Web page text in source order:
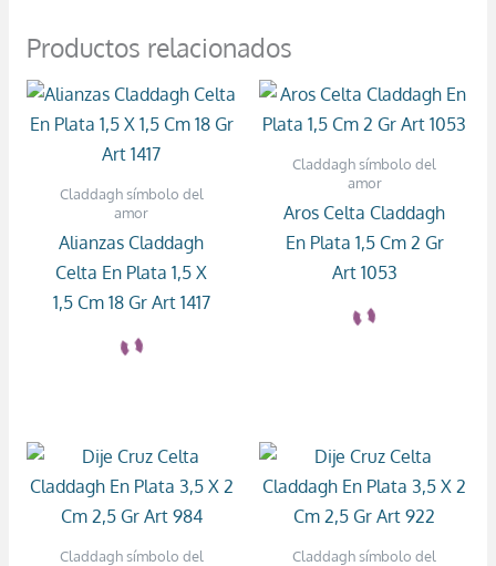
Productos relacionados
Claddagh símbolo del
amor
Alianzas Claddagh
Celta En Plata 1,5 X
1,5 Cm 18 Gr Art 1417
Claddagh símbolo del
amor
Aros Celta Claddagh
En Plata 1,5 Cm 2 Gr
Art 1053
Claddagh símbolo del
Claddagh símbolo del